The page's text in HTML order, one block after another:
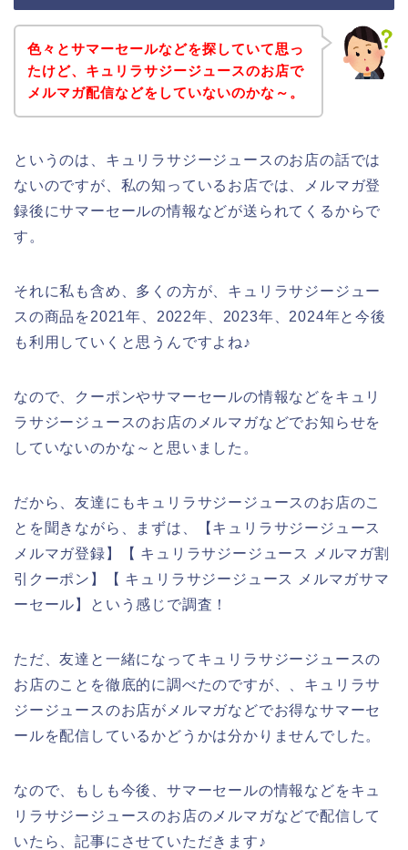
色々とサマーセールなどを探していて思っ
たけど、キュリラサジージュースのお店で
メルマガ配信などをしていないのかな～。
というのは、キュリラサジージュースのお店の話では
ないのですが、私の知っているお店では、メルマガ登
録後にサマーセールの情報などが送られてくるからで
す。
それに私も含め、多くの方が、キュリラサジージュー
スの商品を2021年、2022年、2023年、2024年と今後
も利用していくと思うんですよね♪
なので、クーポンやサマーセールの情報などをキュリ
ラサジージュースのお店のメルマガなどでお知らせを
していないのかな～と思いました。
だから、友達にもキュリラサジージュースのお店のこ
とを聞きながら、まずは、【キュリラサジージュース
メルマガ登録】【 キュリラサジージュース メルマガ割
引クーポン】【 キュリラサジージュース メルマガサマ
ーセール】という感じで調査！
ただ、友達と一緒になってキュリラサジージュースの
お店のことを徹底的に調べたのですが、、キュリラサ
ジージュースのお店がメルマガなどでお得なサマーセ
ールを配信しているかどうかは分かりませんでした。
なので、もしも今後、サマーセールの情報などをキュ
リラサジージュースのお店のメルマガなどで配信して
いたら、記事にさせていただきます♪